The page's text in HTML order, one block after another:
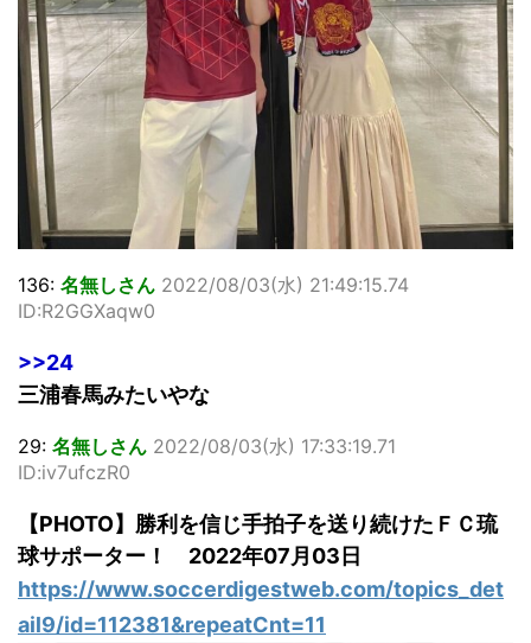
136: 名無しさん 2022/08/03(水) 21:49:15.74
ID:R2GGXaqw0
>>24
三浦春馬みたいやな
29: 名無しさん 2022/08/03(水) 17:33:19.71
ID:iv7ufczR0
【PHOTO】勝利を信じ手拍子を送り続けたＦＣ琉
球サポーター！ 2022年07月03日
https://www.soccerdigestweb.com/topics_det
ail9/id=112381&repeatCnt=11